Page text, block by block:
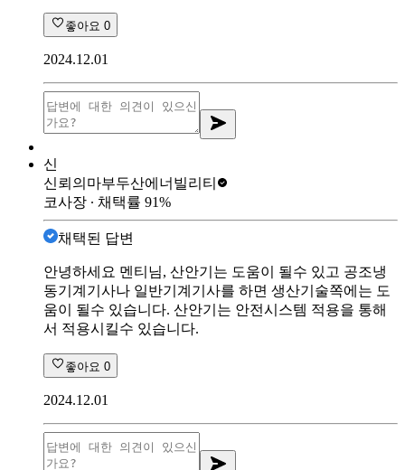
좋아요 0
2024.12.01
신
신뢰의마부두산에너빌리티
코사장 ∙ 채택률 91%
채택된 답변
안녕하세요 멘티님, 산안기는 도움이 될수 있고 공조냉
동기계기사나 일반기계기사를 하면 생산기술쪽에는 도
움이 될수 있습니다. 산안기는 안전시스템 적용을 통해
서 적용시킬수 있습니다.
좋아요 0
2024.12.01